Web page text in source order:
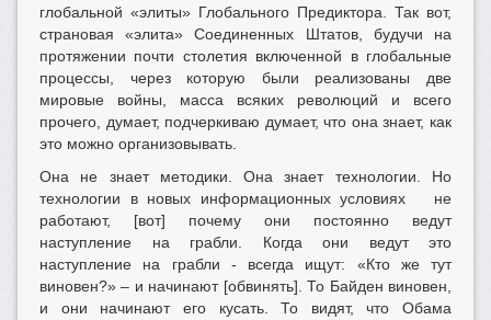
глобальной «элиты» Глобального Предиктора. Так вот,
страновая «элита» Соединенных Штатов, будучи на
протяжении почти столетия включенной в глобальные
процессы, через которую были реализованы две
мировые войны, масса всяких революций и всего
прочего, думает, подчеркиваю думает, что она знает, как
это можно организовывать.
Она не знает методики. Она знает технологии. Но
технологии в новых информационных условиях не
работают, [вот] почему они постоянно ведут
наступление на грабли. Когда они ведут это
наступление на грабли - всегда ищут: «Кто же тут
виновен?» – и начинают [обвинять]. То Байден виновен,
и они начинают его кусать. То видят, что Обама